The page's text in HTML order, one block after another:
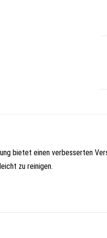
bietet einen verbesserten
zu reinigen.